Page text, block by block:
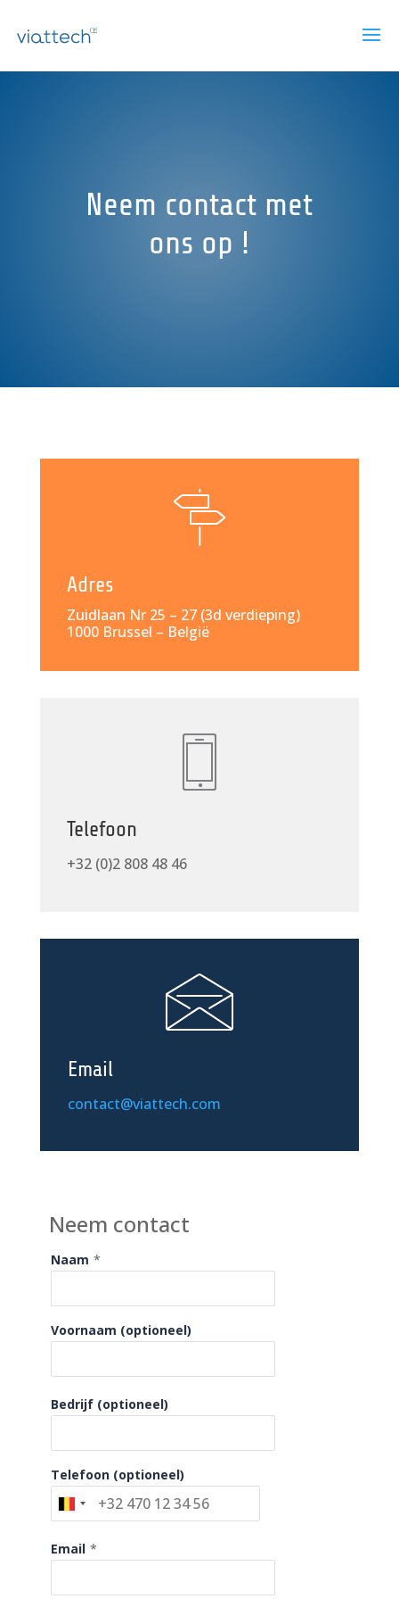
Neem contact met
ons op !
Adres
Zuidlaan Nr 25 – 27 (3d verdieping)
1000 Brussel – België
Telefoon
+32 (0)2 808 48 46
Email
contact@viattech.com
Neem contact
Naam *
Voornaam (optioneel)
Bedrijf (optioneel)
Telefoon (optioneel)
Email *